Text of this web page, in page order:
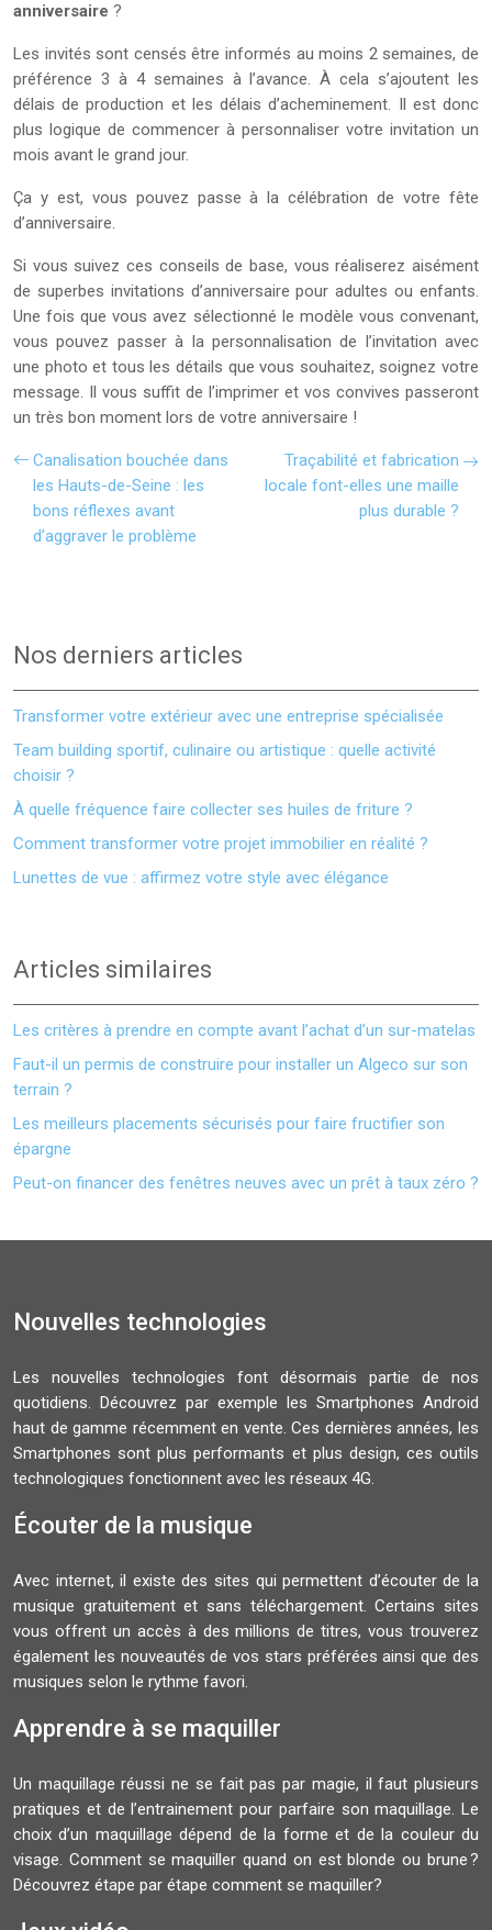
anniversaire ?
Les invités sont censés être informés au moins 2 semaines, de
préférence 3 à 4 semaines à l’avance. À cela s’ajoutent les
délais de production et les délais d’acheminement. Il est donc
plus logique de commencer à personnaliser votre invitation un
mois avant le grand jour.
Ça y est, vous pouvez passe à la célébration de votre fête
d’anniversaire.
Si vous suivez ces conseils de base, vous réaliserez aisément
de superbes invitations d’anniversaire pour adultes ou enfants.
Une fois que vous avez sélectionné le modèle vous convenant,
vous pouvez passer à la personnalisation de l’invitation avec
une photo et tous les détails que vous souhaitez, soignez votre
message. Il vous suffit de l’imprimer et vos convives passeront
un très bon moment lors de votre anniversaire !
Canalisation bouchée dans
les Hauts-de-Seine : les
bons réflexes avant
d’aggraver le problème
Traçabilité et fabrication
locale font-elles une maille
plus durable ?
Nos derniers articles
Transformer votre extérieur avec une entreprise spécialisée
Team building sportif, culinaire ou artistique : quelle activité
choisir ?
À quelle fréquence faire collecter ses huiles de friture ?
Comment transformer votre projet immobilier en réalité ?
Lunettes de vue : affirmez votre style avec élégance
Articles similaires
Les critères à prendre en compte avant l’achat d’un sur-matelas
Faut-il un permis de construire pour installer un Algeco sur son
terrain ?
Les meilleurs placements sécurisés pour faire fructifier son
épargne
Peut-on financer des fenêtres neuves avec un prêt à taux zéro ?
Nouvelles technologies
Les nouvelles technologies font désormais partie de nos
quotidiens. Découvrez par exemple les Smartphones Android
haut de gamme récemment en vente. Ces dernières années, les
Smartphones sont plus performants et plus design, ces outils
technologiques fonctionnent avec les réseaux 4G.
Écouter de la musique
Avec internet, il existe des sites qui permettent d’écouter de la
musique gratuitement et sans téléchargement. Certains sites
vous offrent un accès à des millions de titres, vous trouverez
également les nouveautés de vos stars préférées ainsi que des
musiques selon le rythme favori.
Apprendre à se maquiller
Un maquillage réussi ne se fait pas par magie, il faut plusieurs
pratiques et de l’entrainement pour parfaire son maquillage. Le
choix d’un maquillage dépend de la forme et de la couleur du
visage. Comment se maquiller quand on est blonde ou brune ?
Découvrez étape par étape comment se maquiller?